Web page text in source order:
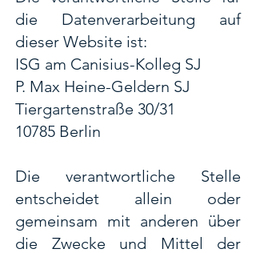
die Datenverarbeitung auf
dieser Website ist:
ISG am Canisius-Kolleg SJ
P. Max Heine-Geldern SJ
Tiergartenstraße 30/31
10785 Berlin
Die verantwortliche Stelle
entscheidet allein oder
gemeinsam mit anderen über
die Zwecke und Mittel der